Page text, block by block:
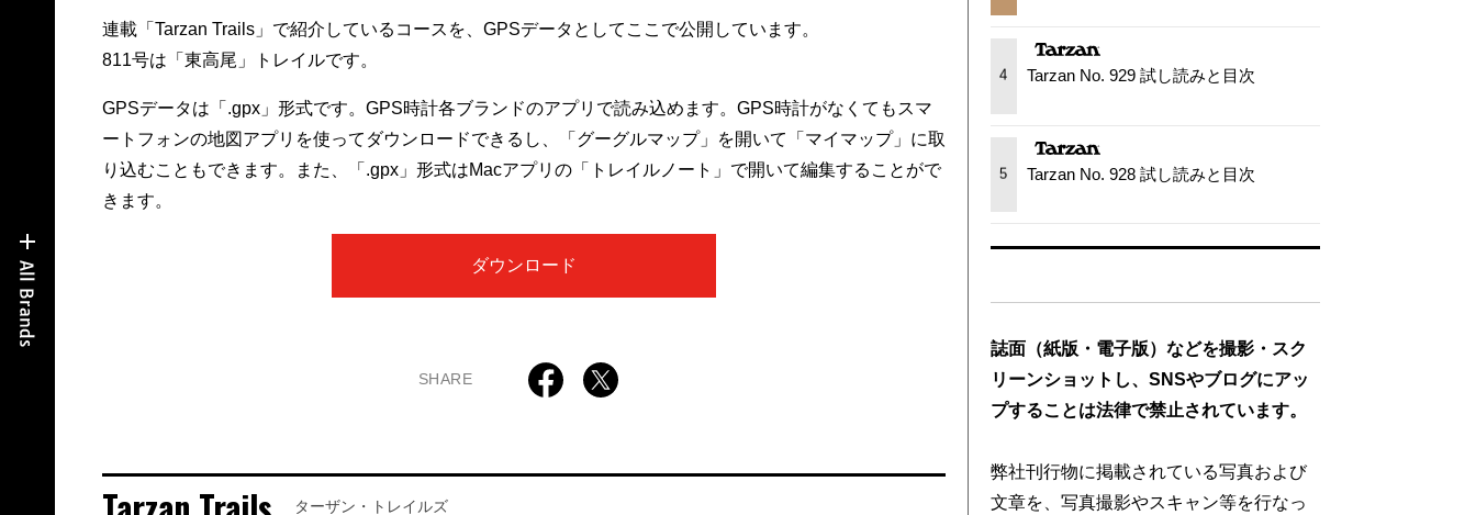
連載「Tarzan Trails」で紹介しているコースを、GPSデータとしてここで公開しています。
811号は「東高尾」トレイルです。
GPSデータは「.gpx」形式です。GPS時計各ブランドのアプリで読み込めます。GPS時計がなくてもスマ
ートフォンの地図アプリを使ってダウンロードできるし、「グーグルマップ」を開いて「マイマップ」に取
り込むこともできます。また、「.gpx」形式はMacアプリの「トレイルノート」で開いて編集することがで
きます。
ダウンロード
SHARE
ターザン・トレイルズ
4 Tarzan No. 929 試し読みと目次
5 Tarzan No. 928 試し読みと目次
誌面（紙版・電子版）などを撮影・スク
リーンショットし、SNSやブログにアッ
プすることは法律で禁止されています。
弊社刊行物に掲載されている写真および
文章を、写真撮影やスキャン等を行なっ